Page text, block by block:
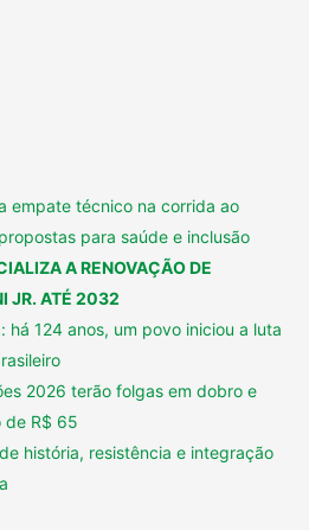
empate técnico na corrida ao
para saúde e inclusão
A RENOVAÇÃO DE
JR. ATÉ 2032
há 124 anos, um povo iniciou a luta
2026 terão folgas em dobro e
de R$ 65
história, resistência e integração